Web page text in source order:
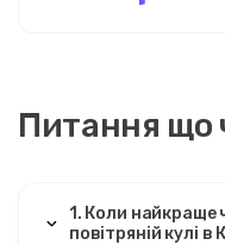
Питання що
1. Коли найкраще
повітряній кулі в